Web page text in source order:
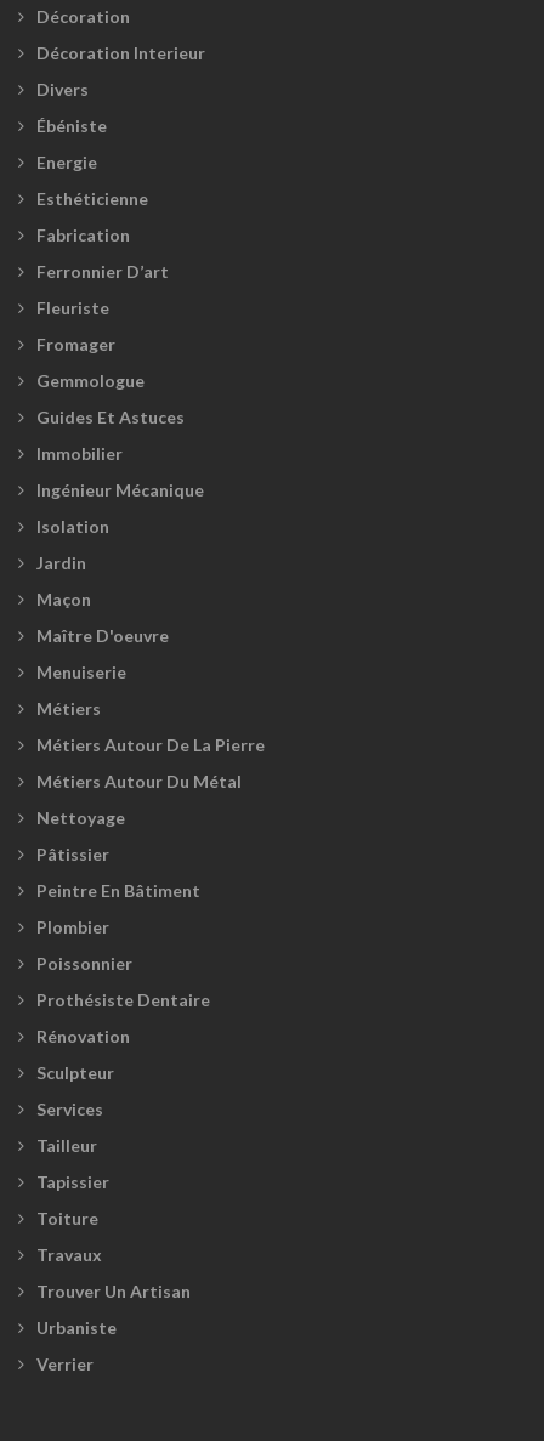
Décoration
Décoration Interieur
Divers
Ébéniste
Energie
Esthéticienne
Fabrication
Ferronnier D’art
Fleuriste
Fromager
Gemmologue
Guides Et Astuces
Immobilier
Ingénieur Mécanique
Isolation
Jardin
Maçon
Maître D'oeuvre
Menuiserie
Métiers
Métiers Autour De La Pierre
Métiers Autour Du Métal
Nettoyage
Pâtissier
Peintre En Bâtiment
Plombier
Poissonnier
Prothésiste Dentaire
Rénovation
Sculpteur
Services
Tailleur
Tapissier
Toiture
Travaux
Trouver Un Artisan
Urbaniste
Verrier